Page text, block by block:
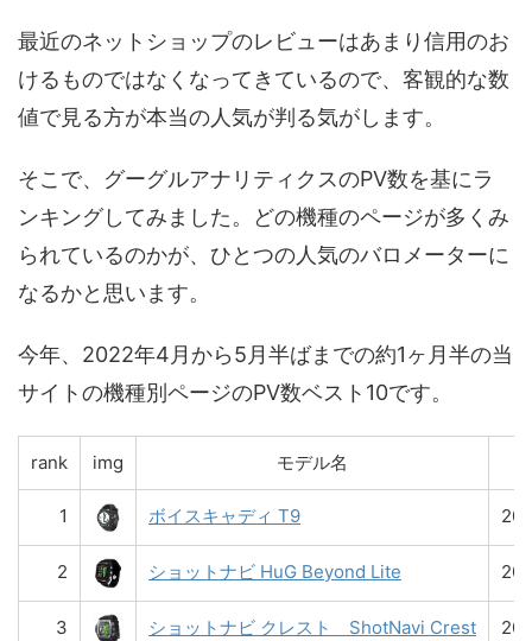
最近のネットショップのレビューはあまり信用のお
けるものではなくなってきているので、客観的な数
値で見る方が本当の人気が判る気がします。
そこで、グーグルアナリティクスのPV数を基にラ
ンキングしてみました。どの機種のページが多くみ
られているのかが、ひとつの人気のバロメーターに
なるかと思います。
今年、2022年4月から5月半ばまでの約1ヶ月半の当
サイトの機種別ページのPV数ベスト10です。
rank img モデル名
1 ボイスキャディ T9
2 ショットナビ HuG Beyond Lite
3 ショットナビ クレスト ShotNavi Crest